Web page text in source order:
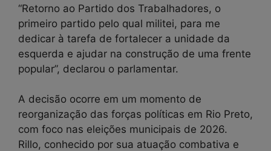
“Retorno ao Partido dos Trabalhadores, o
primeiro partido pelo qual militei, para me
dedicar à tarefa de fortalecer a unidade da
esquerda e ajudar na construção de uma frente
popular”, declarou o parlamentar.
A decisão ocorre em um momento de
reorganização das forças políticas em Rio Preto,
com foco nas eleições municipais de 2026.
Rillo, conhecido por sua atuação combativa e